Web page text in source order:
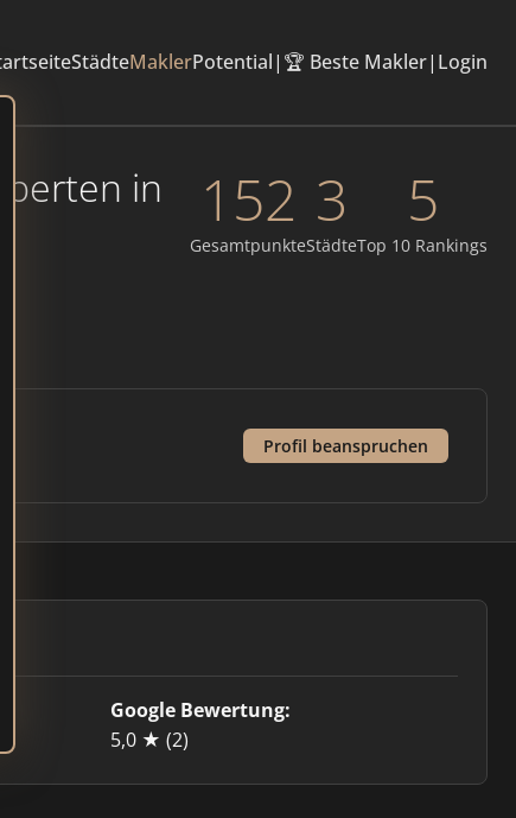
StädteMaklerPotential| 🏆 Beste Makler| Login
in
152
Gesamtpunkte
3
Städte
5
Top 10 Rankings
Profil beanspruchen
Google Bewertung:
5,0 ★ (2)